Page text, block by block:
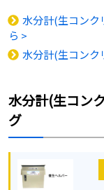
水分計(生コンク
ら >
水分計(生コンク
水分計(生コン
グ